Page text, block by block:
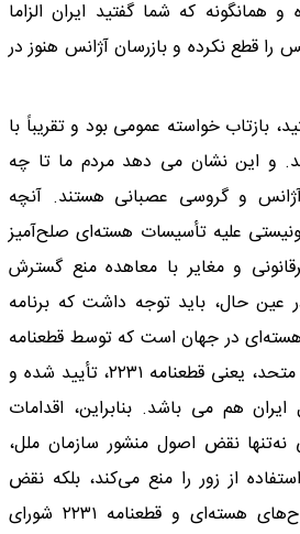
همانگونه که شما گفتید ایران الزاما
را قطع نکرده و بازرسان آژانس هنوز در
بازتاب خواسته عمومی بود و تقریباً با
و این نشان می دهد مردم ما تا چه
و گروسی عصبانی هستند. آنچه
علیه تأسیسات هسته‌ای صلح‌آمیز
و مغایر با معاهده منع گسترش
حال، باید توجه داشت که برنامه
هسته‌ای در جهان است که توسط قطعنامه
شورای امنیت سازمان ملل متحد، یعنی قطعنامه ۲۲۳۱، تأیید شده و
هم می باشد. بنابراین، اقدامات
نه‌تنها نقض اصول منشور سازمان ملل،
ماده ۲ بند ۴ که استفاده از زور را منع می‌کند، بلکه نقض
معاهده منع گسترش سلاح‌های هسته‌ای و قطعنامه ۲۲۳۱ شورای